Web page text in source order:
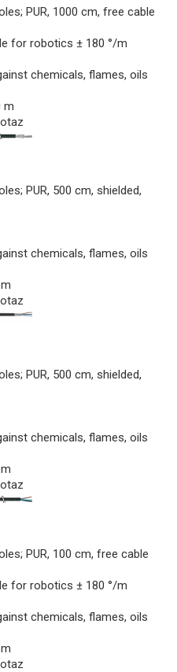
PUR, 1000 cm, free cable
for robotics ± 180 °/m
chemicals, flames, oils
m
PUR, 500 cm, shielded,
chemicals, flames, oils
PUR, 500 cm, shielded,
chemicals, flames, oils
PUR, 100 cm, free cable
for robotics ± 180 °/m
chemicals, flames, oils